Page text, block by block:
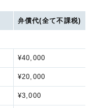
弁償代(全て不課税)
¥40,000
¥20,000
¥3,000